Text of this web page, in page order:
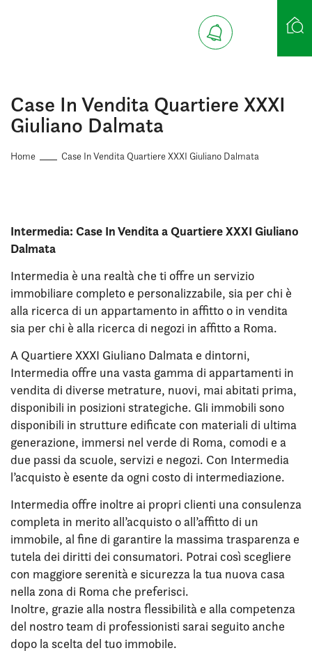
Case In Vendita Quartiere XXXI
Giuliano Dalmata
Home Case In Vendita Quartiere XXXI Giuliano Dalmata
Intermedia: Case In Vendita a Quartiere XXXI Giuliano
Dalmata
Intermedia è una realtà che ti offre un servizio
immobiliare completo e personalizzabile, sia per chi è
alla ricerca di un appartamento in affitto o in vendita
sia per chi è alla ricerca di negozi in affitto a Roma.
A Quartiere XXXI Giuliano Dalmata e dintorni,
Intermedia offre una vasta gamma di appartamenti in
vendita di diverse metrature, nuovi, mai abitati prima,
disponibili in posizioni strategiche. Gli immobili sono
disponibili in strutture edificate con materiali di ultima
generazione, immersi nel verde di Roma, comodi e a
due passi da scuole, servizi e negozi. Con Intermedia
l’acquisto è esente da ogni costo di intermediazione.
Intermedia offre inoltre ai propri clienti una consulenza
completa in merito all’acquisto o all’affitto di un
immobile, al fine di garantire la massima trasparenza e
tutela dei diritti dei consumatori. Potrai così scegliere
con maggiore serenità e sicurezza la tua nuova casa
nella zona di Roma che preferisci.
Inoltre, grazie alla nostra flessibilità e alla competenza
del nostro team di professionisti sarai seguito anche
dopo la scelta del tuo immobile.